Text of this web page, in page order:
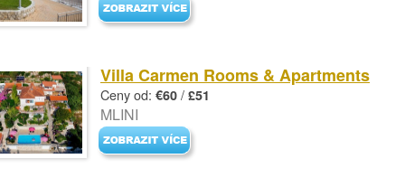
Villa Carmen Rooms & Apartments
Ceny od: €60 / £51
MLINI